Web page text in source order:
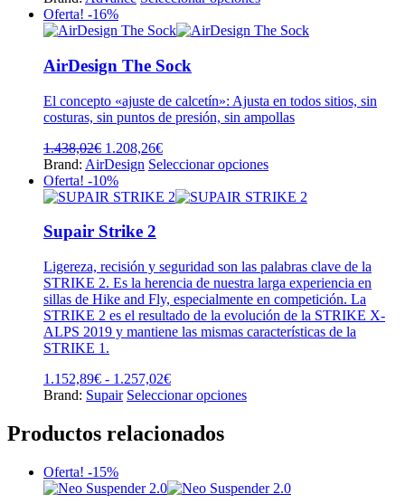
de
producto
original
era:
es:
tiene
opciones
se
pueden
en
la
página
de
Oferta! -16%
AirDesign The Sock
El concepto «ajuste de calcetín»: Ajusta en todos sitios, sin
costuras, sin puntos de presión, sin ampollas
1.438,02€ El
precio
original
era:
1.208,26€El
precio
es:
Brand: AirDesign Seleccionar opcionesEste
tiene
opciones
se
pueden
elegir
en
la
Oferta! -10%
Supair Strike 2
Ligereza, recisión y seguridad son las palabras clave de la
STRIKE 2. Es la herencia de nuestra larga experiencia en
sillas de Hike and Fly, especialmente en competición. La
STRIKE 2 es el resultado de la evolución de la STRIKE X-
ALPS 2019 y mantiene las mismas características de la
STRIKE 1.
1.152,89€ - 1.257,02€Rango
de
desde
1.152,89€
Brand: Supair Seleccionar opcionesEste
opciones
Productos relacionados
Oferta! -15%